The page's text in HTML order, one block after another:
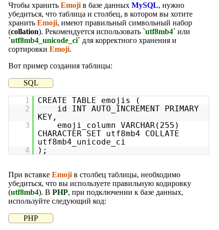
Чтобы хранить Emoji в базе данных MySQL, нужно
убедиться, что таблица и столбец, в котором вы хотите
хранить Emoji, имеют правильный символьный набор
(collation). Рекомендуется использовать `utf8mb4` или
`utf8mb4_unicode_ci` для корректного хранения и
сортировки Emoji.
Вот пример создания таблицы:
SQL
1
CREATE TABLE emojis (
2
id INT AUTO_INCREMENT PRIMARY
KEY,
3
emoji_column VARCHAR(255)
CHARACTER SET utf8mb4 COLLATE
utf8mb4_unicode_ci
4
);
При вставке Emoji в столбец таблицы, необходимо
убедиться, что вы используете правильную кодировку
(utf8mb4). В PHP, при подключении к базе данных,
используйте следующий код:
PHP